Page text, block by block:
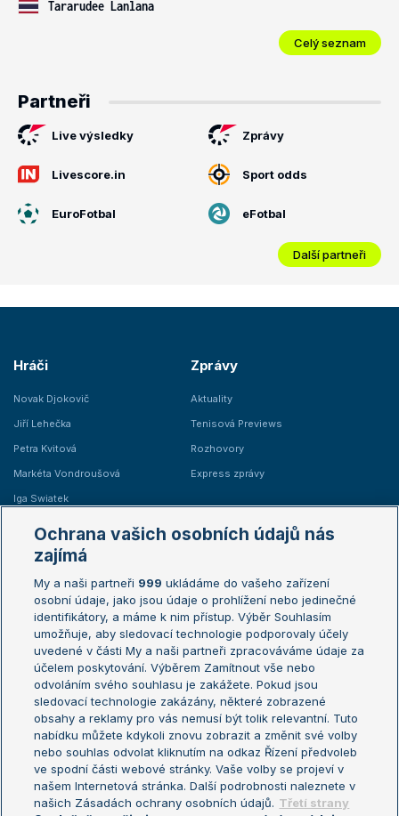
Tararudee Lanlana
Celý seznam
Partneři
Live výsledky Zprávy
Livescore.in Sport odds
EuroFotbal eFotbal
Další partneři
Hráči
Novak Djokovič
Jiří Lehečka
Petra Kvitová
Markéta Vondroušová
Iga Swiatek
Zprávy
Aktuality
Tenisová Previews
Rozhovory
Express zprávy
Žebříčky
Žebříček ATP (muži)
Žebříček WTA (ženy)
Sázkařský žebříček
Australian Open
French Open
Wimbledon
US Open
Turnaj mistrů
Turnaj mistryň
Aktualní trendy
Fotbalové přestupy
Livesport Daily
Ochrana vašich osobních údajů nás
zajímá
My a naši partneři 999 ukládáme do vašeho zařízení
osobní údaje, jako jsou údaje o prohlížení nebo jedinečné
identifikátory, a máme k nim přístup. Výběr Souhlasím
umožňuje, aby sledovací technologie podporovaly účely
uvedené v části My a naši partneři zpracováváme údaje za
účelem poskytování. Výběrem Zamítnout vše nebo
odvoláním svého souhlasu je zakážete. Pokud jsou
sledovací technologie zakázány, některé zobrazené
obsahy a reklamy pro vás nemusí být tolik relevantní. Tuto
nabídku můžete kdykoli znovu zobrazit a změnit své volby
nebo souhlas odvolat kliknutím na odkaz Řízení předvoleb
ve spodní části webové stránky. Vaše volby se projeví v
našem Internetová stránka. Další podrobnosti naleznete v
našich Zásadách ochrany osobních údajů. Třetí strany